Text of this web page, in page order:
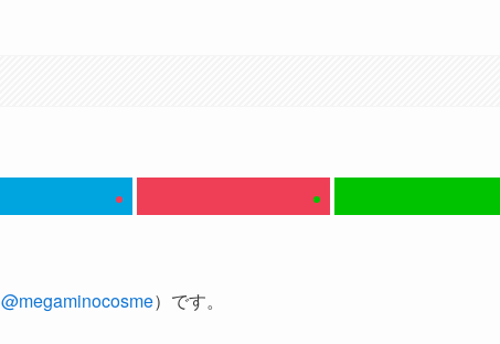
@megaminocosme）です。